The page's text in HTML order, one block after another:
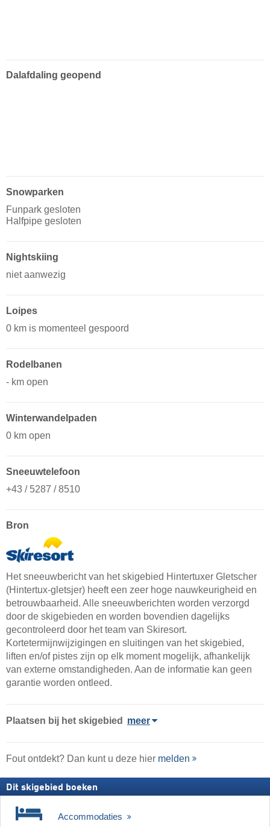
Dalafdaling geopend
Snowparken
Funpark gesloten
Halfpipe gesloten
Nightskiing
niet aanwezig
Loipes
0 km is momenteel gespoord
Rodelbanen
- km open
Winterwandelpaden
0 km open
Sneeuwtelefoon
+43 / 5287 / 8510
Bron
Het sneeuwbericht van het skigebied Hintertuxer Gletscher
(Hintertux-gletsjer) heeft een zeer hoge nauwkeurigheid en
betrouwbaarheid. Alle sneeuwberichten worden verzorgd
door de skigebieden en worden bovendien dagelijks
gecontroleerd door het team van Skiresort.
Kortetermijnwijzigingen en sluitingen van het skigebied,
liften en/of pistes zijn op elk moment mogelijk, afhankelijk
van externe omstandigheden. Aan de informatie kan geen
garantie worden ontleed.
Plaatsen bij het skigebied meer
Fout ontdekt? Dan kunt u deze hier melden
Dit skigebied boeken
Accommodaties